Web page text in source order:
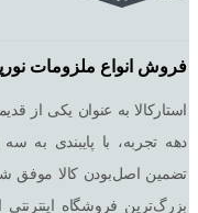
فروش انواع ملزومات
استارکالا به عنوان یکی از
دهه تجربه، با پایبندی به
تضمین اصل‌بودن کالا موفق
بزرگ‌ترین فروشگاه